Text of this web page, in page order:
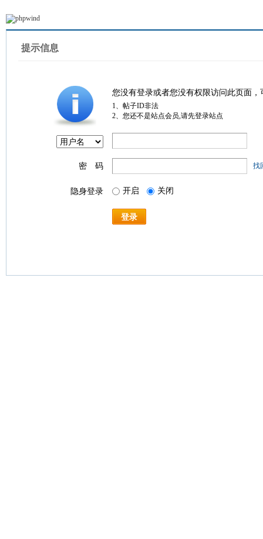
提示信息
您没有登录或者您没有权限访问此页面
1、帖子ID非法
2、您还不是站点会员,请先登录站点
密 码 找
隐身登录 开启 关闭
登录